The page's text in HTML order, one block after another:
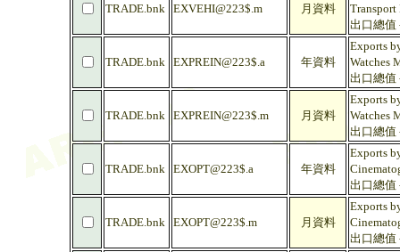
TRADE.bnk EXVEHI@223$.m 月資料
出口總值
TRADE.bnk EXPREIN@223$.a 年資料
Exports
Watches
出口總值
TRADE.bnk EXPREIN@223$.m 月資料
Exports
Watches
出口總值
TRADE.bnk EXOPT@223$.a 年資料
Exports
出口總值
TRADE.bnk EXOPT@223$.m 月資料
Exports
出口總值